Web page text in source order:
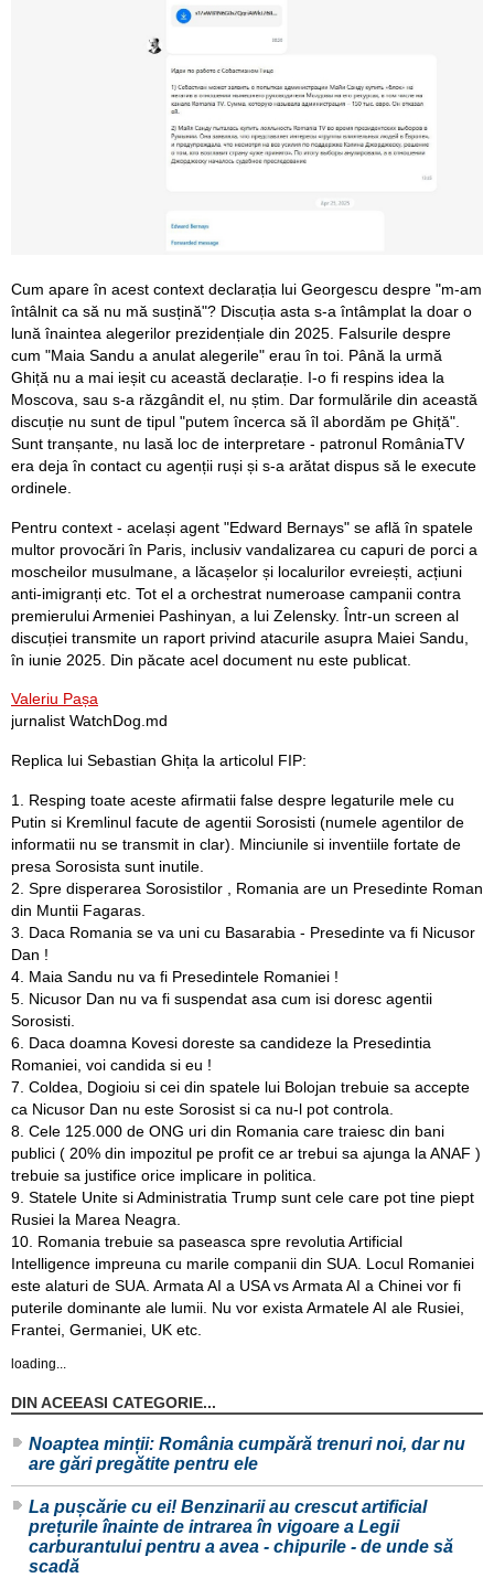
Cum apare în acest context declarația lui Georgescu despre "m-am
întâlnit ca să nu mă susțină"? Discuția asta s-a întâmplat la doar o
lună înaintea alegerilor prezidențiale din 2025. Falsurile despre
cum "Maia Sandu a anulat alegerile" erau în toi. Până la urmă
Ghiță nu a mai ieșit cu această declarație. I-o fi respins idea la
Moscova, sau s-a răzgândit el, nu știm. Dar formulările din această
discuție nu sunt de tipul "putem încerca să îl abordăm pe Ghiță".
Sunt tranșante, nu lasă loc de interpretare - patronul RomâniaTV
era deja în contact cu agenții ruși și s-a arătat dispus să le execute
ordinele.
Pentru context - același agent "Edward Bernays" se află în spatele
multor provocări în Paris, inclusiv vandalizarea cu capuri de porci a
moscheilor musulmane, a lăcașelor și localurilor evreiești, acțiuni
anti-imigranți etc. Tot el a orchestrat numeroase campanii contra
premierului Armeniei Pashinyan, a lui Zelensky. Într-un screen al
discuției transmite un raport privind atacurile asupra Maiei Sandu,
în iunie 2025. Din păcate acel document nu este publicat.
Valeriu Pașa
jurnalist WatchDog.md
Replica lui Sebastian Ghița la articolul FIP:
1. Resping toate aceste afirmatii false despre legaturile mele cu
Putin si Kremlinul facute de agentii Sorosisti (numele agentilor de
informatii nu se transmit in clar). Minciunile si inventiile fortate de
presa Sorosista sunt inutile.
2. Spre disperarea Sorosistilor , Romania are un Presedinte Roman
din Muntii Fagaras.
3. Daca Romania se va uni cu Basarabia - Presedinte va fi Nicusor
Dan !
4. Maia Sandu nu va fi Presedintele Romaniei !
5. Nicusor Dan nu va fi suspendat asa cum isi doresc agentii
Sorosisti.
6. Daca doamna Kovesi doreste sa candideze la Presedintia
Romaniei, voi candida si eu !
7. Coldea, Dogioiu si cei din spatele lui Bolojan trebuie sa accepte
ca Nicusor Dan nu este Sorosist si ca nu-l pot controla.
8. Cele 125.000 de ONG uri din Romania care traiesc din bani
publici ( 20% din impozitul pe profit ce ar trebui sa ajunga la ANAF )
trebuie sa justifice orice implicare in politica.
9. Statele Unite si Administratia Trump sunt cele care pot tine piept
Rusiei la Marea Neagra.
10. Romania trebuie sa paseasca spre revolutia Artificial
Intelligence impreuna cu marile companii din SUA. Locul Romaniei
este alaturi de SUA. Armata AI a USA vs Armata AI a Chinei vor fi
puterile dominante ale lumii. Nu vor exista Armatele AI ale Rusiei,
Frantei, Germaniei, UK etc.
loading...
DIN ACEEASI CATEGORIE...
Noaptea minții: România cumpără trenuri noi, dar nu
are gări pregătite pentru ele
La pușcărie cu ei! Benzinarii au crescut artificial
prețurile înainte de intrarea în vigoare a Legii
carburantului pentru a avea - chipurile - de unde să
scadă